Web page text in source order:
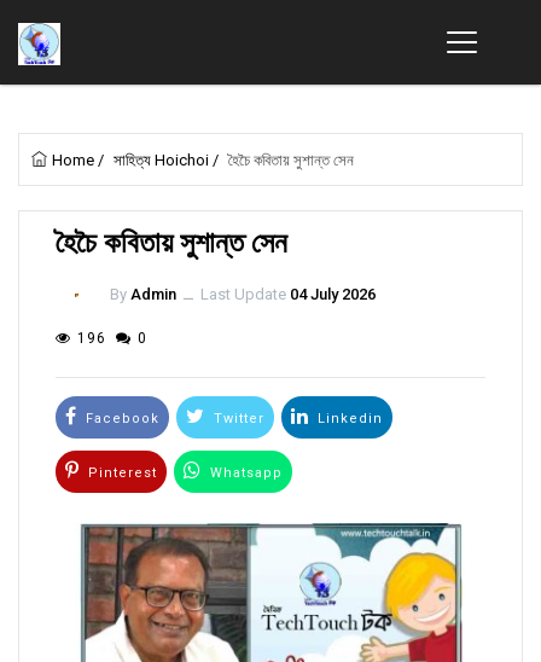
Home / সাহিত্য Hoichoi / হৈচৈ কবিতায় সুশান্ত সেন
হৈচৈ কবিতায় সুশান্ত সেন
By Admin ــ Last Update 04 July 2026
196 0
Facebook Twitter Linkedin
Pinterest Whatsapp